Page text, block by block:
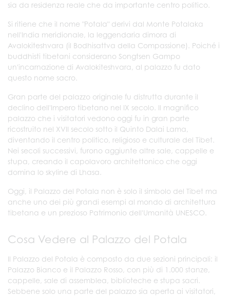
sia da residenza reale che da importante centro politico.
Si ritiene che il nome "Potala" derivi dal Monte Potalaka
nell'India meridionale, la leggendaria dimora di
Avalokiteshvara (il Bodhisattva della Compassione). Poiché i
buddhisti tibetani considerano Songtsen Gampo
un'incarnazione di Avalokiteshvara, al palazzo fu dato
questo nome sacro.
Gran parte del palazzo originale fu distrutta durante il
declino dell'Impero tibetano nel IX secolo. Il magnifico
palazzo che i visitatori vedono oggi fu in gran parte
ricostruito nel XVII secolo sotto il Quinto Dalai Lama,
diventando il centro politico, religioso e culturale del Tibet.
Nei secoli successivi, furono aggiunte altre sale, cappelle e
stupa, creando il capolavoro architettonico che oggi
domina lo skyline di Lhasa.
Oggi, il Palazzo del Potala non è solo il simbolo del Tibet ma
anche uno dei più grandi esempi al mondo di architettura
tibetana e un prezioso Patrimonio dell'Umanità UNESCO.
Cosa Vedere al Palazzo del Potala
Il Palazzo del Potala è composto da due sezioni principali: il
Palazzo Bianco e il Palazzo Rosso, con più di 1.000 stanze,
cappelle, sale di assemblea, biblioteche e stupa sacri.
Sebbene solo una parte del palazzo sia aperta ai visitatori,